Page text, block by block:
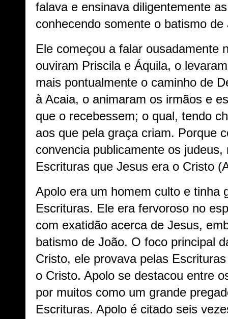
falava e ensinava diligentemente
conhecendo somente o batismo de
Ele começou a falar ousadamente
ouviram Priscila e Áquila, o
mais pontualmente o caminho de
à Acaia, o animaram os irmãos e
que o recebessem; o qual, tendo
aos que pela graça criam. Porque
convencia publicamente os judeus,
Escrituras que Jesus era o Cristo
Apolo era um homem culto e tinha
Escrituras. Ele era fervoroso no
com exatidão acerca de Jesus,
batismo de João. O foco principal
Cristo, ele provava pelas
o Cristo. Apolo se destacou entre
por muitos como um grande
Escrituras. Apolo é citado seis